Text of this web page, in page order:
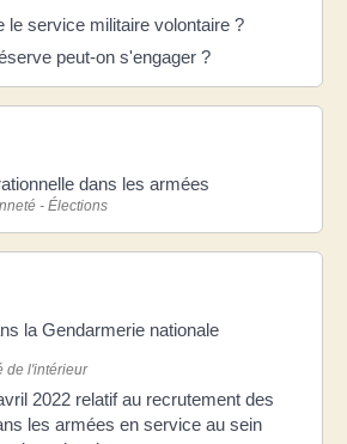
le service militaire volontaire ?
peut-on s'engager ?
dans les armées
- Élections
la Gendarmerie nationale
de l'intérieur
2022 relatif au recrutement des
les armées en service au sein